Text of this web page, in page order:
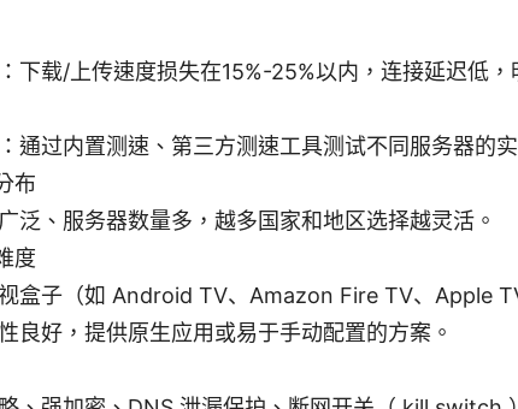
下载/上传速度损失在15%-25%以内，连接延迟低，
通过内置测速、第三方测速工具测试不同服务器的实
布
泛、服务器数量多，越多国家和地区选择越灵活。
度
盒子（如 Android TV、Amazon Fire TV、Apple
良好，提供原生应用或易于手动配置的方案。